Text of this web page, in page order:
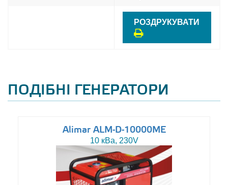
РОЗДРУКУВАТИ
ПОДІБНІ ГЕНЕРАТОРИ
Alimar ALM-D-10000ME
10 кВа, 230V